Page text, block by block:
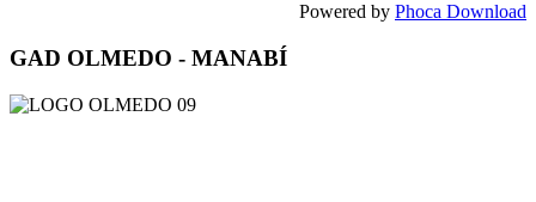
Powered by Phoca Download
GAD OLMEDO - MANABÍ